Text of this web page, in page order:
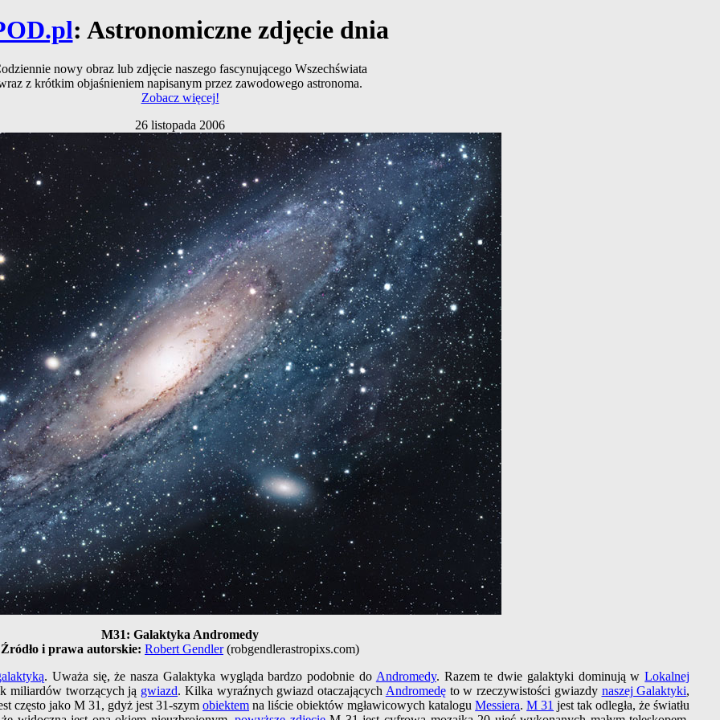
: Astronomiczne zdjęcie dnia
nowy obraz lub zdjęcie naszego fascynującego Wszechświata
z krótkim objaśnieniem napisanym przez zawodowego astronoma.
Zobacz więcej!
26 listopada 2006
M31: Galaktyka Andromedy
Źródło i prawa autorskie: Robert Gendler(robgendlerastropixs.com)
. Uważa się, że nasza Galaktyka wygląda bardzo podobnie do Andromedy. Razem te dwie galaktyki dominują wLokalnej
miliardów tworzących ją gwiazd. Kilka wyraźnych gwiazd otaczających Andromedęto w rzeczywistości gwiazdy naszej Galaktyki,
często jako M 31, gdyż jest 31-szymobiektem na liście obiektów mgławicowych kataloguMessiera.M 31 jest tak odległa, że światłu